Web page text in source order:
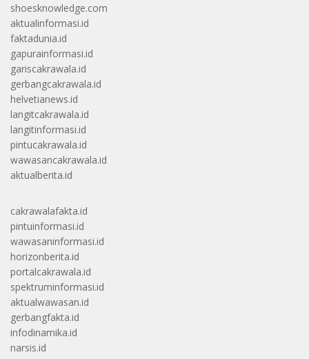
shoesknowledge.com
aktualinformasi.id
faktadunia.id
gapurainformasi.id
gariscakrawala.id
gerbangcakrawala.id
helvetianews.id
langitcakrawala.id
langitinformasi.id
pintucakrawala.id
wawasancakrawala.id
aktualberita.id
cakrawalafakta.id
pintuinformasi.id
wawasaninformasi.id
horizonberita.id
portalcakrawala.id
spektruminformasi.id
aktualwawasan.id
gerbangfakta.id
infodinamika.id
narsis.id